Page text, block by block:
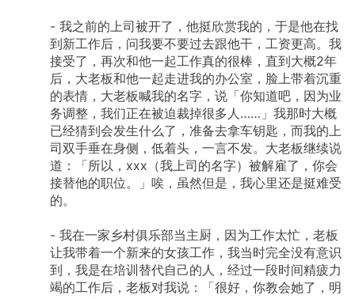
- 我之前的上司被开了，他挺欣赏我的，于是他在找
到新工作后，问我要不要过去跟他干，工资更高。我
接受了，再次和他一起工作真的很棒，直到大概2年
后，大老板和他一起走进我的办公室，脸上带着沉重
的表情，大老板喊我的名字，说「你知道吧，因为业
务调整，我们正在被迫裁掉很多人……」我那时大概
已经猜到会发生什么了，准备去拿车钥匙，而我的上
司双手垂在身侧，低着头，一言不发。大老板继续说
道：「所以，xxx（我上司的名字）被解雇了，你会
接替他的职位。」唉，虽然但是，我心里还是挺难受
的。
- 我在一家乡村俱乐部当主厨，因为工作太忙，老板
让我带着一个新来的女孩工作，我当时完全没有意识
到，我是在培训替代自己的人，经过一段时间精疲力
竭的工作后，老板对我说：「很好，你教会她了，明